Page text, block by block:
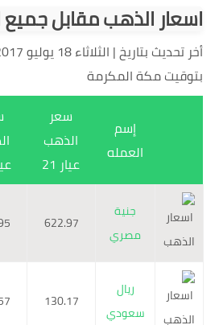
اسعار الذهب مقابل جميع
بتوقيت مكة المكرمة
إسم
العمله
سعر
الذهب
عيار 21
جنية
مصري
622.97
ريال
سعودي
130.17